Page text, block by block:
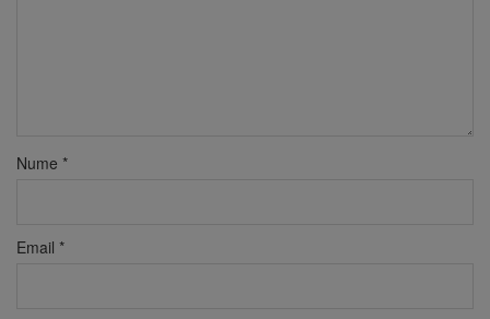
Nume *
Email *